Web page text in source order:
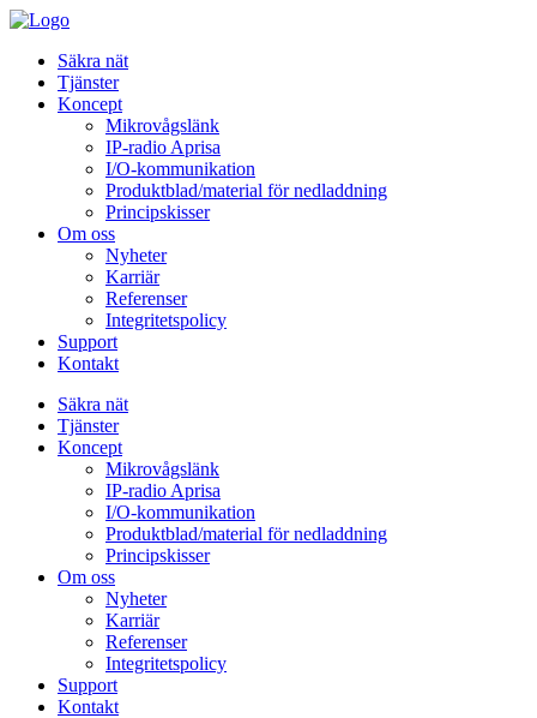
Säkra nät
Tjänster
Koncept
Mikrovågslänk
IP-radio Aprisa
I/O-kommunikation
Produktblad/material för nedladdning
Principskisser
Om oss
Nyheter
Karriär
Referenser
Integritetspolicy
Support
Kontakt
Säkra nät
Tjänster
Koncept
Mikrovågslänk
IP-radio Aprisa
I/O-kommunikation
Produktblad/material för nedladdning
Principskisser
Om oss
Nyheter
Karriär
Referenser
Integritetspolicy
Support
Kontakt